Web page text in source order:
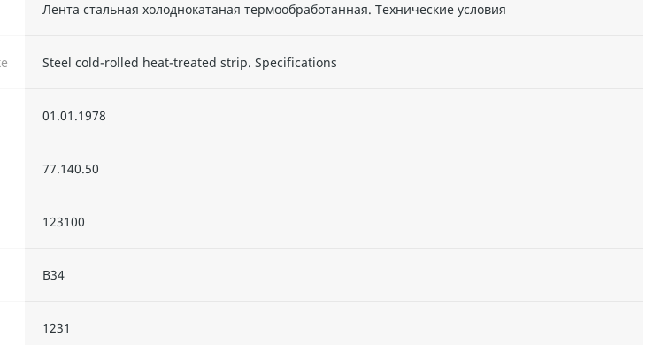
Лента стальная холоднокатаная термообработанная. Технические условия
Steel cold-rolled heat-treated strip. Specifications
01.01.1978
77.140.50
123100
В34
1231